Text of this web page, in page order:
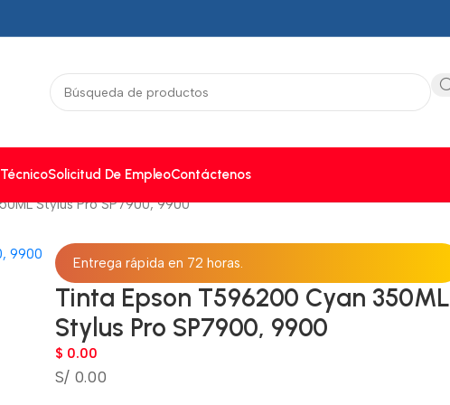
Solicitud De EmpleoContáctenos
Stylus Pro SP7900, 9900
Entrega rápida en 72 horas.
Tinta Epson T596200 Cyan 350ML
Stylus Pro SP7900, 9900
$ 0.00
S/ 0.00